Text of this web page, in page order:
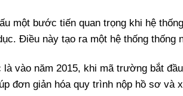
một bước tiến quan trọng khi hệ
Điều này tạo ra một hệ thống thống
là vào năm 2015, khi mã trường bắt
đơn giản hóa quy trình nộp hồ sơ